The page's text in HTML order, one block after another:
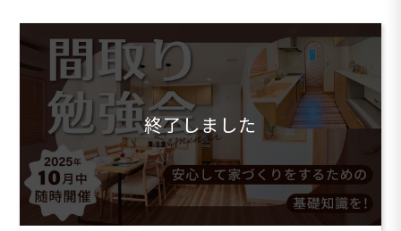
終了しました